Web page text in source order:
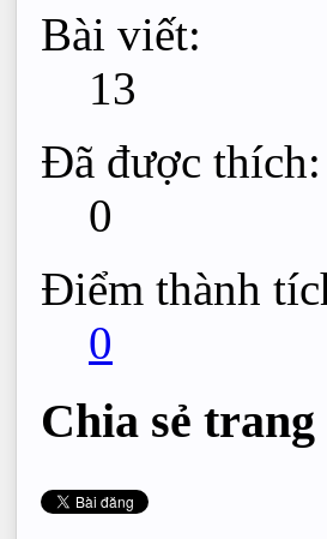
Bài viết:
13
Đã được thích:
0
Điểm thành
0
Chia sẻ trang